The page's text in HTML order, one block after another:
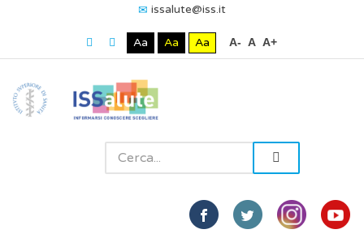
issalute@iss.it
Aa Aa Aa A- A A+